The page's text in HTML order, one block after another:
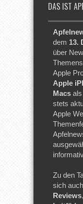
DAS IST
dem 13.
über
Apple
Apple
Macs
stets
Apple
Zu den
sich auch
Reviews,